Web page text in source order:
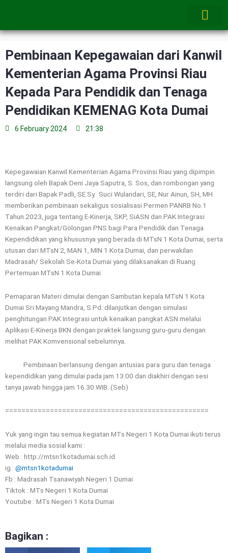
Pembinaan Kepegawaian dari Kanwil
Kementerian Agama Provinsi Riau
Kepada Para Pendidik dan Tenaga
Pendidikan KEMENAG Kota Dumai
6 February 2024 21:38
Kepegawaian Kanwil Kementerian Agama Provinsi Riau yang dipimpin
langsung oleh Bapak Deni Jaya Saputra, S. Sos, dan rombongan yang
terdiri dari Bapak Padli, SE.Sy. Suci Wulandari, SE, Nur Ainun, SH, MH
memberikan pembinaan sekaligus sosialisasi Permen PANRB No.1
Tahun 2023, juga tentang E-Kinerja, SKP, SiASN dan PAK Integrasi
Kenaikan Pangkat/Golongan PNS bagi Para Pendidik dan Tenaga
Kependidikan yang khususnya yang berada di MTsN 1 Kota Dumai, serta
utusan dari MTsN 2, MAN 1, MIN 1 Kota Dumai, dan perwakilan
Madrasah/ Sekolah Se-Kota Dumai yang dilaksanakan di Ruang
Pertemuan MTsN 1 Kota Dumai
Pemaparan Materi dimulai dengan Sambutan kepala MTsN 1 Kota
Dumai Sri Mayang Mandra, S.Pd. dilanjutkan dengan simulasi
penghitungan PAK Integrasi untuk kenaikan pangkat ASN melalui
Aplikasi E-Kinerja BKN dengan praktek langsung guru-guru dengan
melihat PAK Komvensional sebelumnya.
Pembinaan berlansung dengan antusias para guru dan tenaga
kependidikan yang dimulai pada jam 13.00 dan diakhiri dengan sesi
tanya jawab hingga jam 16.30 WIB. (Seb)
==================================================
Yuk yang ingin tau semua kegiatan MTs Negeri 1 Kota Dumai ikuti terus
melalui media sosial kami :
Web : http://mtsn1kotadumai.sch.id
ig : @mtsn1kotadumai
Fb : Madrasah Tsanawiyah Negeri 1 Dumai
Tiktok : MTs Negeri 1 Kota Dumai
Youtube : MTs Negeri 1 Kota Dumai
Bagikan :